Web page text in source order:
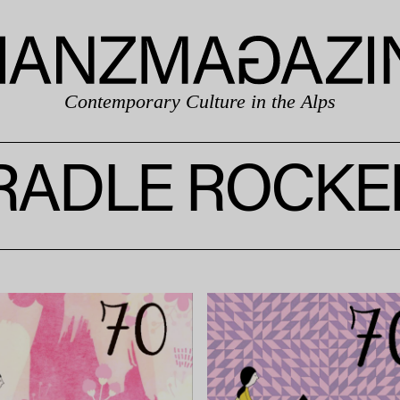
Contemporary Culture in the Alps